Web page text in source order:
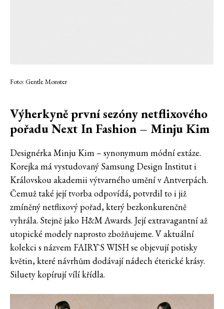
Foto: Gentle Monster
Výherkyně první sezóny netflixového
pořadu Next In Fashion – Minju Kim
Designérka Minju Kim – synonymum módní extáze.
Korejka má vystudovaný Samsung Design Institut i
Královskou akademii výtvarného umění v Antverpách.
Čemuž také její tvorba odpovídá, potvrdil to i již
zmíněný netflixový pořad, který bezkonkurenčně
vyhrála. Stejně jako H&M Awards. Její extravagantní až
utopické modely naprosto zbožňujeme. V aktuální
kolekci s názvem FAIRY`S WISH se objevují potisky
květin, které návrhům dodávají nádech éterické krásy.
Siluety kopírují vílí křídla.